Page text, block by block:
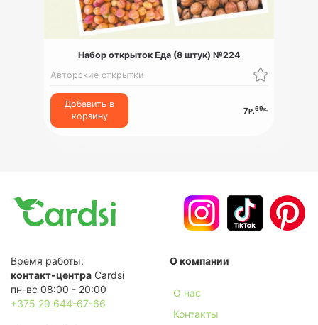
Набор открыток Еда (8 штук) №224
Авторские открытки
Добавить в
корзину
7Р.69к.
Время работы:
контакт-центра Cardsi
пн-вс 08:00 - 20:00
+375 29 644-67-66
О компании
О нас
Контакты